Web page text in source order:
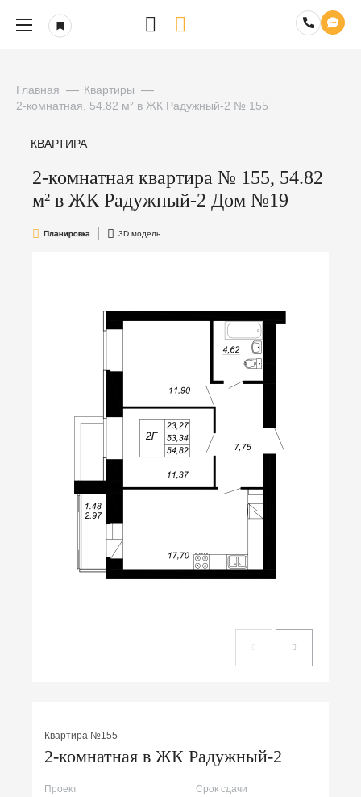
Главная
Квартиры
2-комнатная, 54.82 м² в ЖК Радужный-2 № 155
КВАРТИРА
2-комнатная квартира № 155, 54.82
м² в ЖК Радужный-2 Дом №19
Планировка 3D модель
Квартира №155
2-комнатная в ЖК Радужный-2
Проект
Срок сдачи